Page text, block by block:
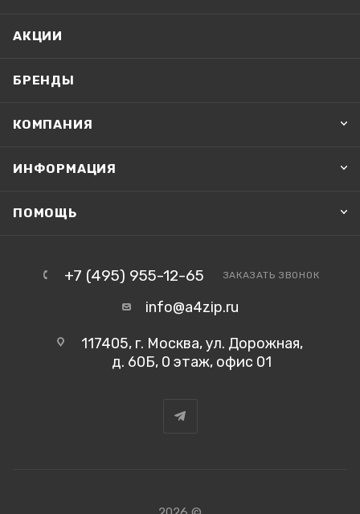
АКЦИИ
БРЕНДЫ
КОМПАНИЯ
ИНФОРМАЦИЯ
ПОМОЩЬ
+7 (495) 955-12-65 ЗАКАЗАТЬ ЗВОНОК
info@a4zip.ru
117405, г. Москва, ул. Дорожная,
д. 60Б, 0 этаж, офис 01